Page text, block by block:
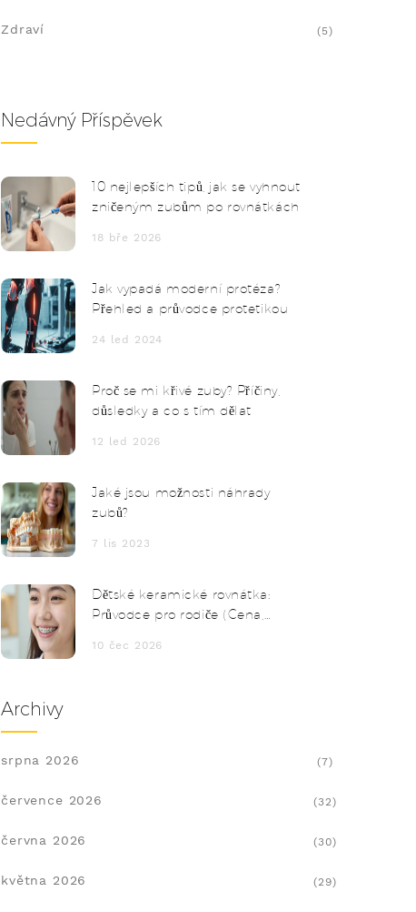
Zdraví (5)
Nedávný Příspěvek
10 nejlepších tipů, jak se vyhnout
zničeným zubům po rovnátkách
18 bře 2026
Jak vypadá moderní protéza?
Přehled a průvodce protetikou
24 led 2024
Proč se mi křivé zuby? Příčiny,
důsledky a co s tím dělat
12 led 2026
Jaké jsou možnosti náhrady
zubů?
7 lis 2023
Dětské keramické rovnátka:
Průvodce pro rodiče (Cena,
10 čec 2026
Archivy
srpna 2026 (7)
července 2026 (32)
června 2026 (30)
května 2026 (29)